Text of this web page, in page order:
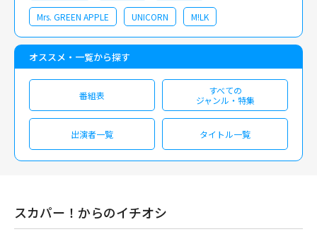
Mrs. GREEN APPLE UNICORN M!LK
オススメ・一覧から探す
番組表
すべての
ジャンル・特集
出演者一覧 タイトル一覧
スカパー！からのイチオシ